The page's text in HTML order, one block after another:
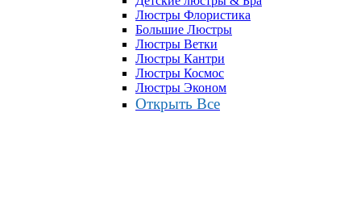
Люстры Флористика
Большие Люстры
Люстры Ветки
Люстры Кантри
Люстры Космос
Люстры Эконом
Открыть Все